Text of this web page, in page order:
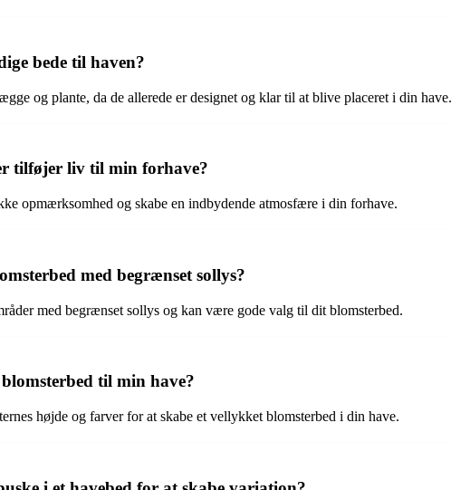
bede til haven?
og plante, da de allerede er designet og klar til at blive placeret i din have.
tilføjer liv til min forhave?
opmærksomhed og skabe en indbydende atmosfære i din forhave.
med begrænset sollys?
med begrænset sollys og kan være gode valg til dit blomsterbed.
til min have?
højde og farver for at skabe et vellykket blomsterbed i din have.